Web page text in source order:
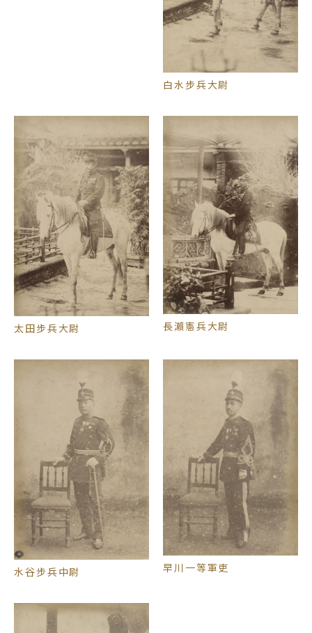
白水步兵大尉
太田步兵大尉 長瀨憲兵大尉
水谷步兵中尉 早川一等軍吏